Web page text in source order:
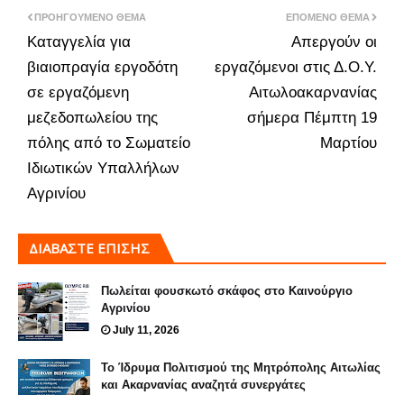
ΕΠΌΜΕΝΟ ΘΈΜΑ
Απεργούν οι
εργαζόμενοι στις Δ.Ο.Υ.
Αιτωλοακαρνανίας
σήμερα Πέμπτη 19
Μαρτίου
ΠΡΟΗΓΟΎΜΕΝΟ ΘΈΜΑ
Καταγγελία για
βιαιοπραγία εργοδότη
σε εργαζόμενη
μεζεδοπωλείου της
πόλης από το Σωματείο
Ιδιωτικών Υπαλλήλων
Αγρινίου
ΔΙΑΒΑΣΤΕ ΕΠΙΣΗΣ
Πωλείται φουσκωτό σκάφος στο Καινούργιο
Αγρινίου
July 11, 2026
To Ίδρυμα Πολιτισμού της Μητρόπολης Αιτωλίας
και Ακαρνανίας αναζητά συνεργάτες